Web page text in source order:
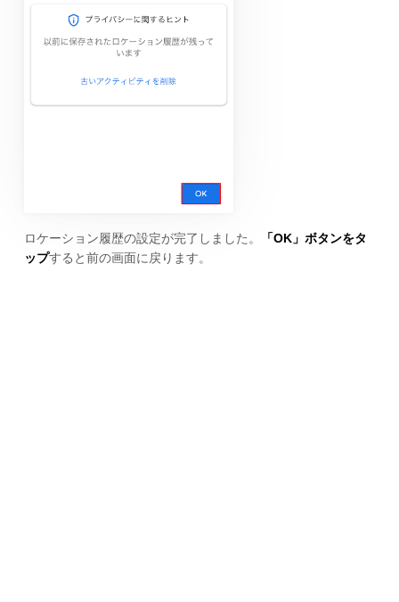
ロケーション履歴の設定が完了しました。
「OK」ボタンをタ
ップすると前の画面に戻ります。